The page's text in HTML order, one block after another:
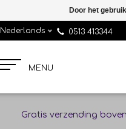
Nederlands 0513 413344
MENU
Gratis verzending
Door het